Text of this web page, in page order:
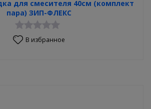
для смесителя 40см (комплект
пара) ЗИП-ФЛЕКС
В избранное